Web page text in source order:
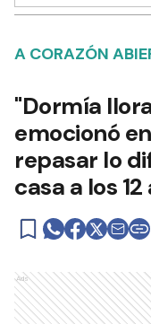
A CORAZÓN
"Dormía
emocionó
repasar lo
casa a los
Ads